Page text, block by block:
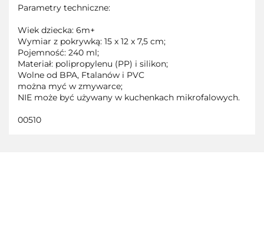
Parametry techniczne:
Wiek dziecka: 6m+
Wymiar z pokrywką: 15 x 12 x 7,5 cm;
Pojemność: 240 ml;
Materiał: polipropylenu (PP) i silikon;
Wolne od BPA, Ftalanów i PVC
można myć w zmywarce;
NIE może być używany w kuchenkach mikrofalowych.
00510